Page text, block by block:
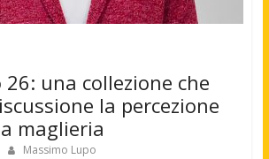
una collezione che
la percezione
maglieria
Massimo Lupo